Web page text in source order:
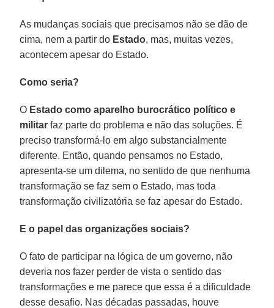
As mudanças sociais que precisamos não se dão de
cima, nem a partir do Estado, mas, muitas vezes,
acontecem apesar do Estado.
Como seria?
O Estado como aparelho burocrático político e
militar faz parte do problema e não das soluções. É
preciso transformá-lo em algo substancialmente
diferente. Então, quando pensamos no Estado,
apresenta-se um dilema, no sentido de que nenhuma
transformação se faz sem o Estado, mas toda
transformação civilizatória se faz apesar do Estado.
E o papel das organizações sociais?
O fato de participar na lógica de um governo, não
deveria nos fazer perder de vista o sentido das
transformações e me parece que essa é a dificuldade
desse desafio. Nas décadas passadas, houve